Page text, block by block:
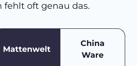
fehlt oft genau das.
Mattenwelt
China
Ware